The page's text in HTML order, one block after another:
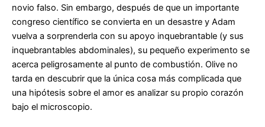
novio falso. Sin embargo, después de que un importante
congreso científico se convierta en un desastre y Adam
vuelva a sorprenderla con su apoyo inquebrantable (y sus
inquebrantables abdominales), su pequeño experimento se
acerca peligrosamente al punto de combustión. Olive no
tarda en descubrir que la única cosa más complicada que
una hipótesis sobre el amor es analizar su propio corazón
bajo el microscopio.